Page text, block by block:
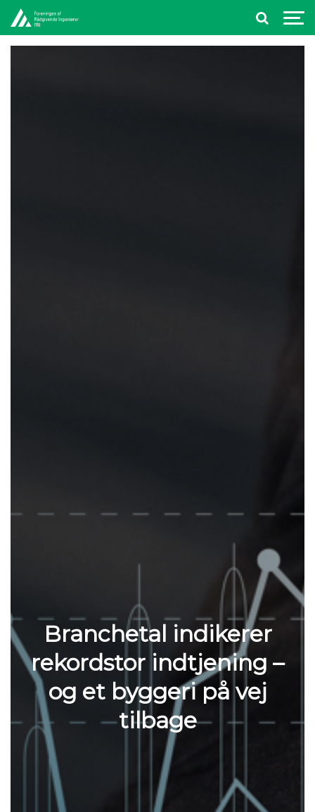
Branchetal indikerer
rekordstor indtjening –
og et byggeri på vej
tilbage